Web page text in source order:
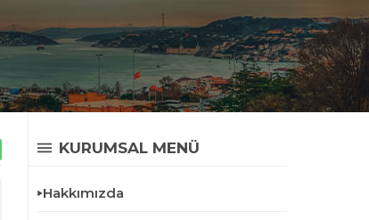
KURUMSAL MENÜ
Hakkımızda